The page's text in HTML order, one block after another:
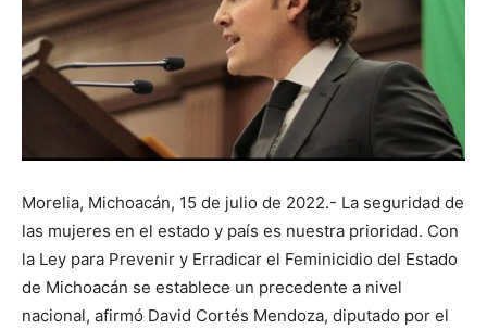
Morelia, Michoacán, 15 de julio de 2022.- La seguridad de
las mujeres en el estado y país es nuestra prioridad. Con
la Ley para Prevenir y Erradicar el Feminicidio del Estado
de Michoacán se establece un precedente a nivel
nacional, afirmó David Cortés Mendoza, diputado por el